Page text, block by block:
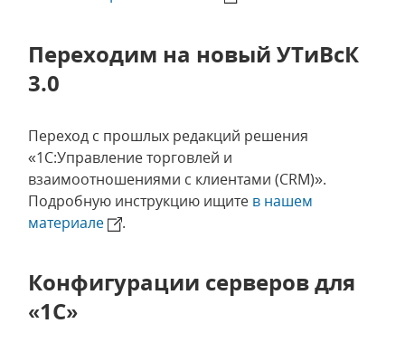
Переходим на новый УТиВсК
3.0
Переход с прошлых редакций решения
«1С:Управление торговлей и
взаимоотношениями с клиентами (CRM)».
Подробную инструкцию ищите в нашем
материале
.
Конфигурации серверов для
«1С»